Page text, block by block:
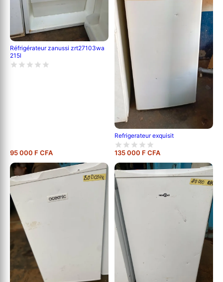
Réfrigérateur zanussi zrt27103wa
215l
95 000 F CFA
Refrigerateur exquisit
135 000 F CFA